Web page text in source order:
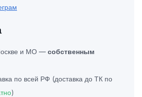
и МО — собственным
по всей РФ (доставка до ТК по
)